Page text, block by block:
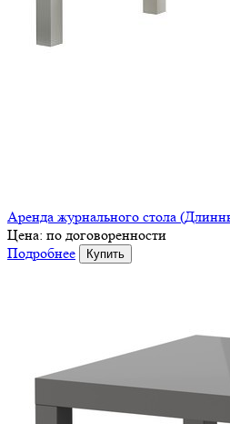
Аренда журнального стола
Цена: по договоренности
Подробнее
Купить